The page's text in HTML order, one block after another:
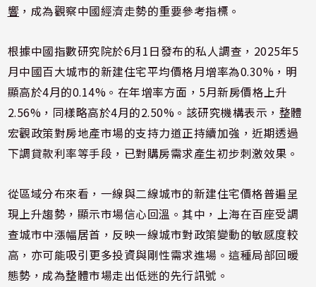
響 ，成為觀察中國經濟走勢的重要參考指標。
根據中國指數研究院於6月1日發布的私人調查，2025年5
月中國百大城市的新建住宅平均價格月增率為0.30%，明
顯高於4月的0.14%。在年增率方面，5月新房價格上升
2.56%，同樣略高於4月的2.50%。該研究機構表示，整體
宏觀政策對房地產市場的支持力道正持續加強，近期透過
下調貸款利率等手段，已對購房需求產生初步刺激效果。
從區域分布來看，一線與二線城市的新建住宅價格普遍呈
現上升趨勢，顯示市場信心回溫。其中，上海在百座受調
查城市中漲幅居首，反映一線城市對政策變動的敏感度較
高，亦可能吸引更多投資與剛性需求進場。這種局部回暖
態勢，成為整體市場走出低迷的先行訊號。